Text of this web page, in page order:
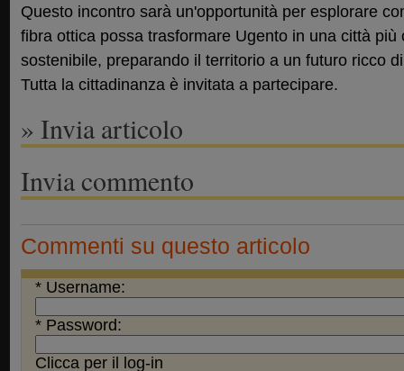
Questo incontro sarà un'opportunità per esplorare
fibra ottica possa trasformare Ugento in una città più
sostenibile, preparando il territorio a un futuro ricco
Tutta la cittadinanza è invitata a partecipare.
» Invia articolo
Invia commento
Commenti su questo articolo
* Username:
* Password:
Clicca per il log-in